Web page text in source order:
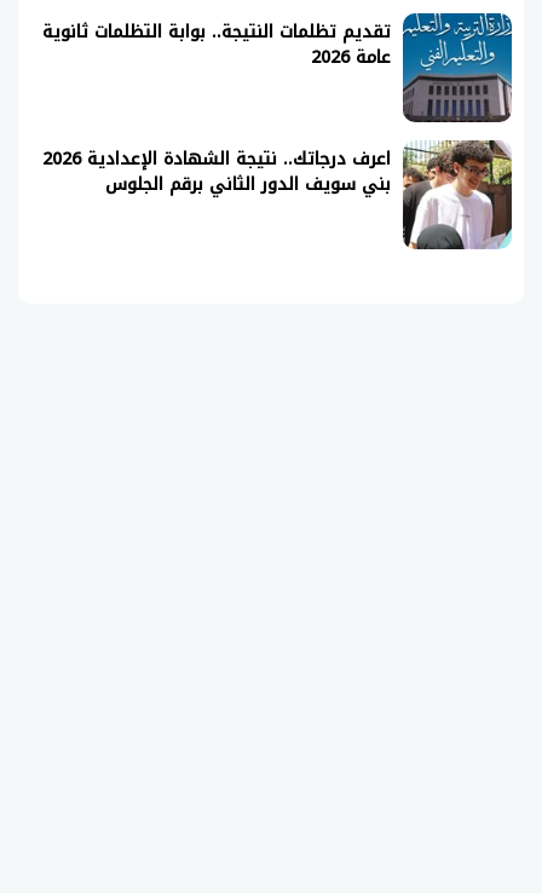
تقديم تظلمات النتيجة.. بوابة التظلمات ثانوية
عامة 2026
اعرف درجاتك.. نتيجة الشهادة الإعدادية 2026
بني سويف الدور الثاني برقم الجلوس